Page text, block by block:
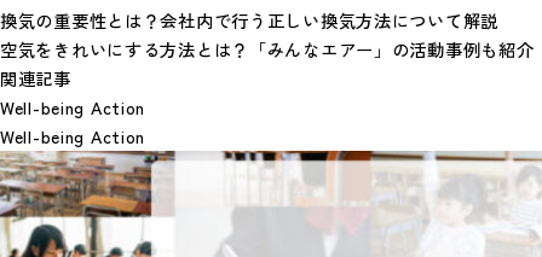
換気の重要性とは？会社内で行う正しい換気方法について解説
空気をきれいにする方法とは？「みんなエアー」の活動事例も紹介
関連記事
Well-being Action
Well-being Action